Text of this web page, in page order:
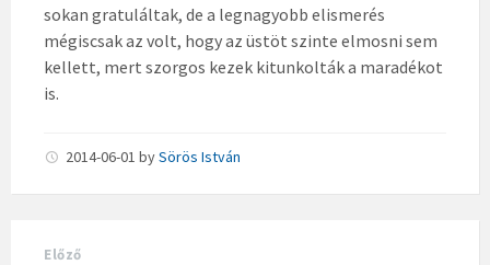
sokan gratuláltak, de a legnagyobb elismerés
mégiscsak az volt, hogy az üstöt szinte elmosni sem
kellett, mert szorgos kezek kitunkolták a maradékot
is.
2014-06-01 bySörös István
Előző